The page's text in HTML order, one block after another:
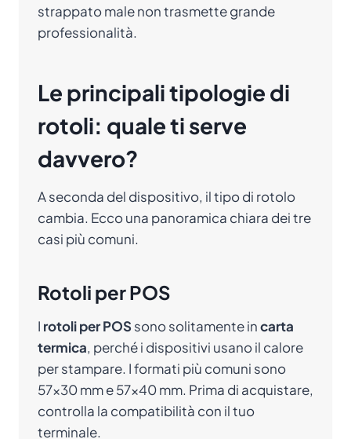
strappato male non trasmette grande
professionalità.
Le principali tipologie di
rotoli: quale ti serve
davvero?
A seconda del dispositivo, il tipo di rotolo
cambia. Ecco una panoramica chiara dei tre
casi più comuni.
Rotoli per POS
I rotoli per POSsono solitamente incarta
termica, perché i dispositivi usano il calore
per stampare. I formati più comuni sono
57×30 mm e 57×40 mm. Prima di acquistare,
controlla la compatibilità con il tuo
terminale.